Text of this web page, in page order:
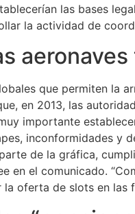
las bases
la actividad de
que permiten la
en 2013, las
importante
inconformidades y
de la gráfica,
en el comunicado.
oferta de slots en las